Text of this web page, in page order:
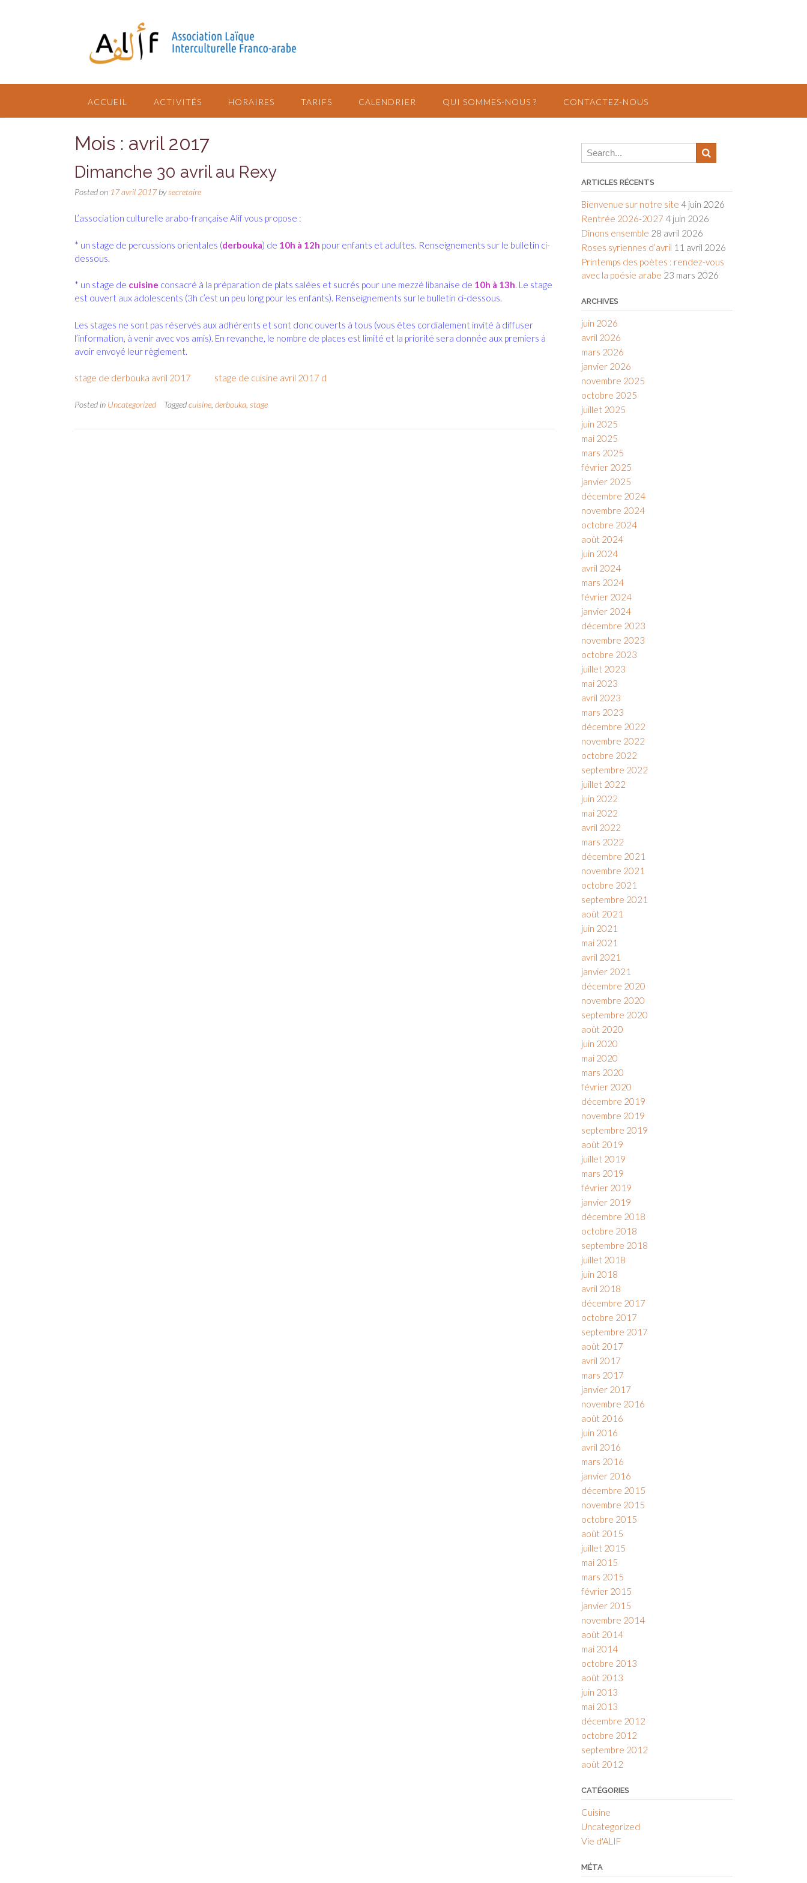
ACCUEIL ACTIVITÉS HORAIRES TARIFS CALENDRIER QUI SOMMES-NOUS ? CONTACTEZ-NOUS
Mois : avril 2017
Dimanche 30 avril au Rexy
Posted on 17 avril 2017bysecretaire
L’association culturelle arabo-française Alif vous propose :
* un stage de percussions orientales (derbouka) de 10h à 12h pour enfants et adultes. Renseignements sur le bulletin ci-
dessous.
* un stage de cuisine consacré à la préparation de plats salées et sucrés pour une mezzé libanaise de 10h à 13h. Le stage
est ouvert aux adolescents (3h c’est un peu long pour les enfants). Renseignements sur le bulletin ci-dessous.
Les stages ne sont pas réservés aux adhérents et sont donc ouverts à tous (vous êtes cordialement invité à diffuser
l’information, à venir avec vos amis). En revanche, le nombre de places est limité et la priorité sera donnée aux premiers à
avoir envoyé leur règlement.
stage de derbouka avril 2017 stage de cuisine avril 2017 d
Posted in Uncategorized Taggedcuisine derbouka stage
ARTICLES RÉCENTS
Bienvenue sur notre site 4 juin 2026
Rentrée 2026-2027 4 juin 2026
Dînons ensemble 28 avril 2026
Roses syriennes d’avril 11 avril 2026
Printemps des poètes : rendez-vous
avec la poésie arabe 23 mars 2026
ARCHIVES
juin 2026
avril 2026
mars 2026
janvier 2026
novembre 2025
octobre 2025
juillet 2025
juin 2025
mai 2025
mars 2025
février 2025
janvier 2025
décembre 2024
novembre 2024
octobre 2024
août 2024
juin 2024
avril 2024
mars 2024
février 2024
janvier 2024
décembre 2023
novembre 2023
octobre 2023
juillet 2023
mai 2023
avril 2023
mars 2023
décembre 2022
novembre 2022
octobre 2022
septembre 2022
juillet 2022
juin 2022
mai 2022
avril 2022
mars 2022
décembre 2021
novembre 2021
octobre 2021
septembre 2021
août 2021
juin 2021
mai 2021
avril 2021
janvier 2021
décembre 2020
novembre 2020
septembre 2020
août 2020
juin 2020
mai 2020
mars 2020
février 2020
décembre 2019
novembre 2019
septembre 2019
août 2019
juillet 2019
mars 2019
février 2019
janvier 2019
décembre 2018
octobre 2018
septembre 2018
juillet 2018
juin 2018
avril 2018
décembre 2017
octobre 2017
septembre 2017
août 2017
avril 2017
mars 2017
janvier 2017
novembre 2016
août 2016
juin 2016
avril 2016
mars 2016
janvier 2016
décembre 2015
novembre 2015
octobre 2015
août 2015
juillet 2015
mai 2015
mars 2015
février 2015
janvier 2015
novembre 2014
août 2014
mai 2014
octobre 2013
août 2013
juin 2013
mai 2013
décembre 2012
octobre 2012
septembre 2012
août 2012
CATÉGORIES
Cuisine
Uncategorized
Vie d'ALIF
MÉTA